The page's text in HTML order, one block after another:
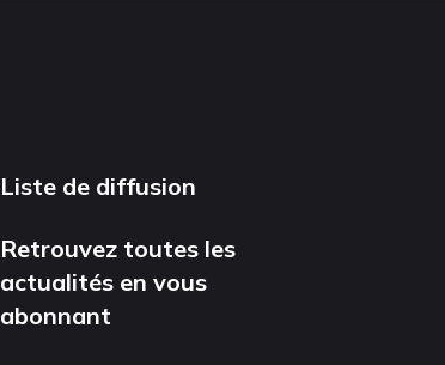
Liste de diffusion
Retrouvez toutes les
actualités en vous
abonnant